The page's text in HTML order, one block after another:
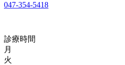
047-354-5418
診療時間
月
火